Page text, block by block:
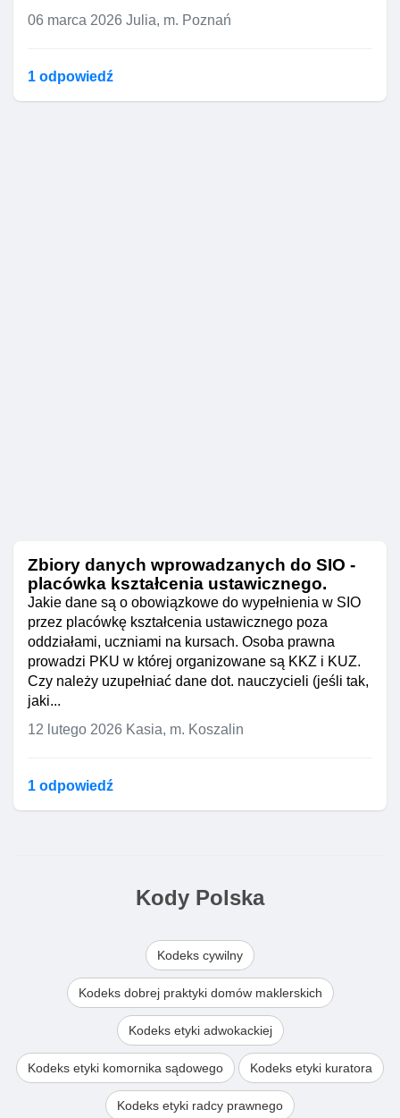
06 marca 2026 Julia, m. Poznań
1 odpowiedź
Zbiory danych wprowadzanych do SIO -
placówka kształcenia ustawicznego.
Jakie dane są o obowiązkowe do wypełnienia w SIO
przez placówkę kształcenia ustawicznego poza
oddziałami, uczniami na kursach. Osoba prawna
prowadzi PKU w której organizowane są KKZ i KUZ.
Czy należy uzupełniać dane dot. nauczycieli (jeśli tak,
jaki...
12 lutego 2026 Kasia, m. Koszalin
1 odpowiedź
Kody Polska
Kodeks cywilny
Kodeks dobrej praktyki domów maklerskich
Kodeks etyki adwokackiej
Kodeks etyki komornika sądowego Kodeks etyki kuratora
Kodeks etyki radcy prawnego